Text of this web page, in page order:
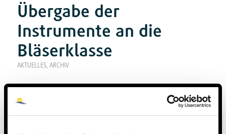
Übergabe der
Instrumente an die
Bläserklasse
AKTUELLES, ARCHIV
Noch rechtzeitig vor dem Beginn der Herbstferien konnten
die Schülerinnen und Schüler der Bläserklasse 5 ihre